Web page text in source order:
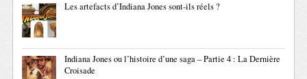
Les artefacts d’Indiana Jones sont-ils réels ?
Indiana Jones ou l’histoire d’une saga – Partie 4 : La Dernière
Croisade